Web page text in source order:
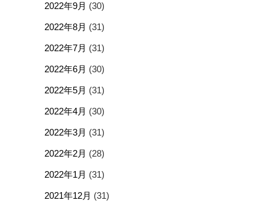
2022年9月 (30)
2022年8月 (31)
2022年7月 (31)
2022年6月 (30)
2022年5月 (31)
2022年4月 (30)
2022年3月 (31)
2022年2月 (28)
2022年1月 (31)
2021年12月 (31)